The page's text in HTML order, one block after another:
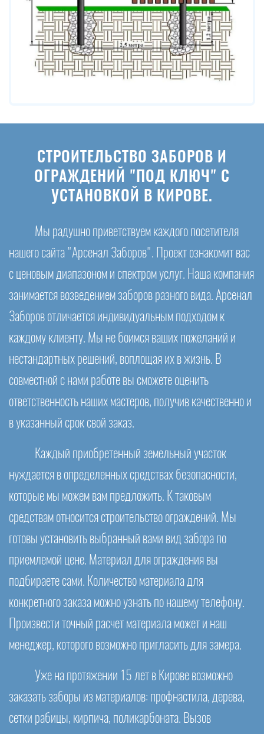
СТРОИТЕЛЬСТВО ЗАБОРОВ И
ОГРАЖДЕНИЙ "ПОД КЛЮЧ" С
УСТАНОВКОЙ В КИРОВЕ.
Мы радушно приветствуем каждого посетителя
нашего сайта "Арсенал Заборов". Проект ознакомит вас
с ценовым диапазоном и спектром услуг. Наша компания
занимается возведением заборов разного вида. Арсенал
Заборов отличается индивидуальным подходом к
каждому клиенту. Мы не боимся ваших пожеланий и
нестандартных решений, воплощая их в жизнь. В
совместной с нами работе вы сможете оценить
ответственность наших мастеров, получив качественно и
в указанный срок свой заказ.
Каждый приобретенный земельный участок
нуждается в определенных средствах безопасности,
которые мы можем вам предложить. К таковым
средствам относится строительство ограждений. Мы
готовы установить выбранный вами вид забора по
приемлемой цене. Материал для ограждения вы
подбираете сами. Количество материала для
конкретного заказа можно узнать по нашему телефону.
Произвести точный расчет материала может и наш
менеджер, которого возможно пригласить для замера.
Уже на протяжении 15 лет в Кирове возможно
заказать заборы из материалов: профнастила, дерева,
сетки рабицы, кирпича, поликарбоната. Вызов